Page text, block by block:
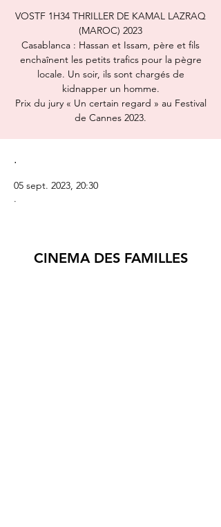
VOSTF 1H34 THRILLER DE KAMAL LAZRAQ
(MAROC) 2023
Casablanca : Hassan et Issam, père et fils
enchaînent les petits trafics pour la pègre
locale. Un soir, ils sont chargés de
kidnapper un homme.
Prix du jury « Un certain regard » au Festival
de Cannes 2023.
.
05 sept. 2023, 20:30
.
CINEMA DES FAMILLES